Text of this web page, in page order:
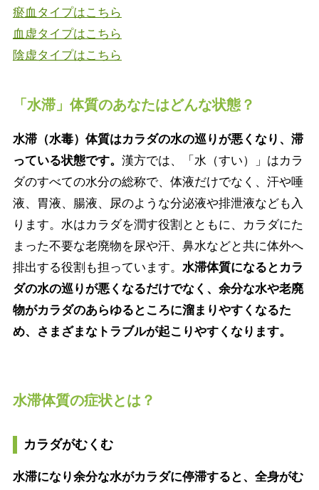
瘀血タイプはこちら
血虚タイプはこちら
陰虚タイプはこちら
「水滞」体質のあなたはどんな状態？
水滞（水毒）体質はカラダの水の巡りが悪くなり、滞
っている状態です。 漢方では、「水（すい）」はカラ
ダのすべての水分の総称で、体液だけでなく、汗や唾
液、胃液、腸液、尿のような分泌液や排泄液なども入
ります。水はカラダを潤す役割とともに、カラダにた
まった不要な老廃物を尿や汗、鼻水などと共に体外へ
排出する役割も担っています。 水滞体質になるとカラ
ダの水の巡りが悪くなるだけでなく、余分な水や老廃
物がカラダのあらゆるところに溜まりやすくなるた
め、さまざまなトラブルが起こりやすくなります。
水滞体質の症状とは？
カラダがむくむ
水滞になり余分な水がカラダに停滞すると、全身がむ